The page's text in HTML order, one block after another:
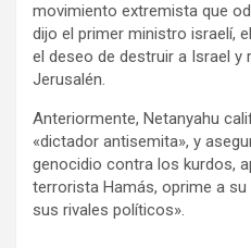
movimiento extremista que
dijo el primer ministro israelí,
el deseo de destruir a Israel y
Jerusalén.
Anteriormente, Netanyahu
«dictador antisemita», y
genocidio contra los kurdos,
terrorista Hamás, oprime a
sus rivales políticos».